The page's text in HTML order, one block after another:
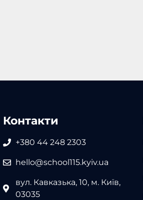
Контакти
+380 44 248 2303
hello@school115.kyiv.ua
вул. Кавказька, 10, м. Київ,
03035